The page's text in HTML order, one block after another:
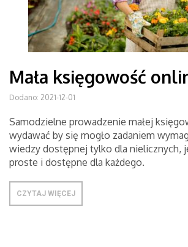
Mała księgowość
Dodano: 2021-12-01
Samodzielne prowadzenie małej
wydawać by się mogło zadaniem
wiedzy dostępnej tylko dla nielicznych,
proste i dostępne dla każdego.
CZYTAJ WIĘCEJ